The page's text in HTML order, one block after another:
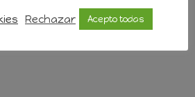
Rechazar Acepto todas